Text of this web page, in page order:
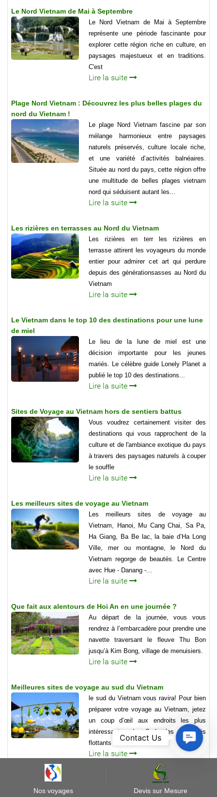
Le Nord Vietnam de Mai à Septembre
Le Nord Vietnam de Mai à Septembre
représente une période fascinante pour
explorer cette région riche en culture, en
paysages majestueux et en traditions.
C'est
Lire la suite
Plage Nord Vietnam : Découvrez les plus belles plages du
nord du Vietnam !
Le plage Nord Vietnam fascine par son
mélange harmonieux entre paysages
naturels préservés, culture locale riche,
et une variété d’activités balnéaires.
Située au nord du pays, cette région offre
une multitude de belles plages vietnam
nord qui séduisent autant les...
Lire la suite
Les rizières en terrasses au Nord du Vietnam
Les rizières en terr les rizières en
terrasse attirent les voyageurs du monde
entier pour admirer cet art qui perdure
depuis des générationsasses au Nord du
Vietnam
Lire la suite
Le Vietnam dans le top 10 des destinations pour une lune
de miel
Le lieu de la lune de miel est une
décision importante pour les jeunes
mariés. Le célèbre guide Lonely Planet a
publié le top 10 des destinations...
Lire la suite
Sites de Voyage au Vietnam hors de sentiers battus
Vous voudrez certainement visiter des
destinations qui vous rapprochent de la
culture et de l'ambiance exotique du pays
à travers des paysages naturels à couper
le souffle
Lire la suite
Les meilleurs sites de voyage au Vietnam
Les meilleurs sites de voyage au
Vietnam, Hanoi, Mu Cang Chai, Sa Pa,
Ha Giang, Ba Be lac, la baie d’Ha Long
Ville, mer ou montagne, le Nord du
Vietnam regorge de beautés. Le Centre
avec Hue - Danang -...
Lire la suite
Que fait aux alentours de Hoi An en une journée ?
Au départ de la journée, vous vous
rendrez à l’embarcadère pour prendre une
navette traversant le fleuve Thu Bon
jusqu’à Kim Bong, village de menuisiers.
Lire la suite
Meilleures sites de voyage au sud du Vietnam
le sud du Vietnam vous ravira! Pour bien
préparer votre voyage au Vietnam, jetez
un coup d’œil aux endroits les plus
intéressants du Sud, les marchés
flottants ....
Lire la suite
Que voir dans le delta du Mékong au Vietnam ?
Que voir et dans le delta du Mékong au
Nos voyages Devis sur Mesure
Contact
Contact Us